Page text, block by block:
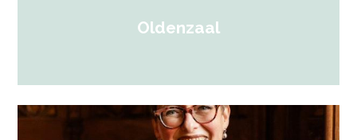
Oldenzaal